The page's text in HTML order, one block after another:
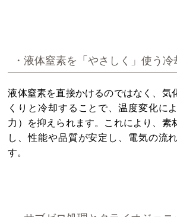
・液体窒素を「やさしく」使う冷
液体窒素を直接かけるのではなく、気
くりと冷却することで、温度変化に
力）を抑えられます。これにより、素
し、性能や品質が安定し、電気の流
す。